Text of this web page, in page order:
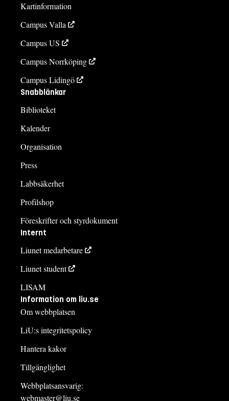
Kartinformation
Campus Valla
Campus US
Campus Norrköping
Campus Lidingö
Snabblänkar
Biblioteket
Kalender
Organisation
Press
Labbsäkerhet
Profilshop
Föreskrifter och styrdokument
Internt
Liunet medarbetare
Liunet student
LISAM
Information om liu.se
Om webbplatsen
LiU:s integritetspolicy
Hantera kakor
Tillgänglighet
Webbplatsansvarig:
webmaster@liu.se